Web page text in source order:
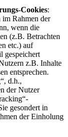
Cookies:
Rahmen der
wenn die
(z.B. Betrachten
etc.) auf
gespeichert
z.B. Inhalte
entsprechen.
d.h.,
der Nutzer
gesondert in
der Einholung